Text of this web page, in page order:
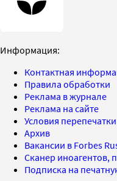
Информация:
Контактная
Правила обработки
Реклама в журнале
Реклама на сайте
Условия перепечатки
Архив
Вакансии в Forbes
Сканер иноагентов,
Подписка на